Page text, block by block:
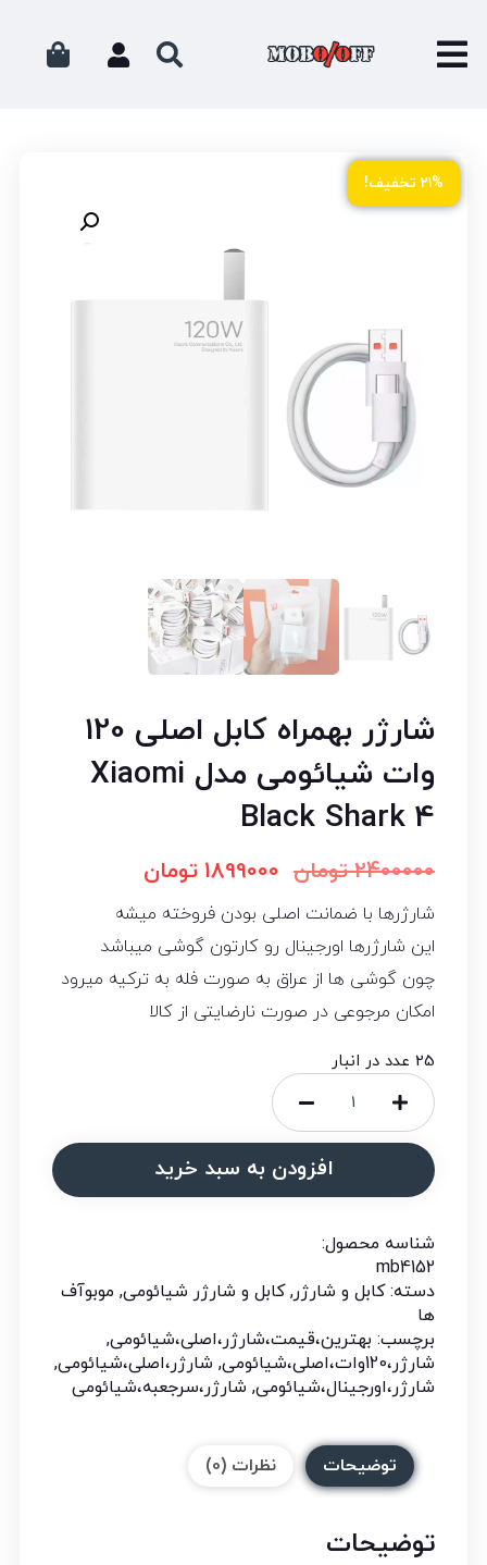
۲۱% تخفیف!
شارژر بهمراه کابل اصلی 120
وات شیائومی مدل Xiaomi
Black Shark 4
2400000 تومان 1899000 تومان
شارژرها با ضمانت اصلی بودن فروخته میشه
این شارژرها اورجینال رو کارتون گوشی میباشد
چون گوشی ها از عراق به صورت فله به ترکیه میرود
امکان مرجوعی در صورت نارضایتی از کالا
25 عدد در انبار
افزودن به سبد خرید
شناسه محصول:
mb4152
دسته:کابل و شارژر,کابل و شارژر شیائومی, موبوآف
ها
برچسب: بهترین،قیمت،شارژر،اصلی،شیائومی,
شارژر،120وات،اصلی،شیائومی
, شارژر،اصلی،شیائومی,
شارژر،اورجینال،شیائومی, شارژر،سرجعبه،شیائومی
توضیحات نظرات (0)
توضیحات